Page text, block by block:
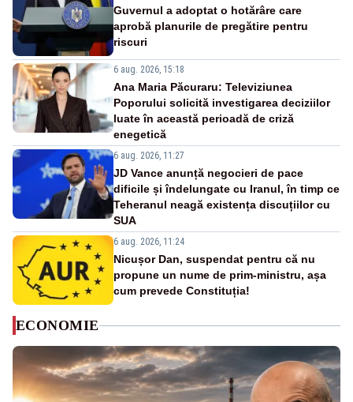
Guvernul a adoptat o hotărâre care
aprobă planurile de pregătire pentru
riscuri
6 aug. 2026, 15:18
Ana Maria Păcuraru: Televiziunea
Poporului solicită investigarea deciziilor
luate în această perioadă de criză
enegetică
6 aug. 2026, 11:27
JD Vance anunță negocieri de pace
dificile și îndelungate cu Iranul, în timp ce
Teheranul neagă existența discuțiilor cu
SUA
6 aug. 2026, 11:24
Nicușor Dan, suspendat pentru că nu
propune un nume de prim-ministru, așa
cum prevede Constituția!
ECONOMIE